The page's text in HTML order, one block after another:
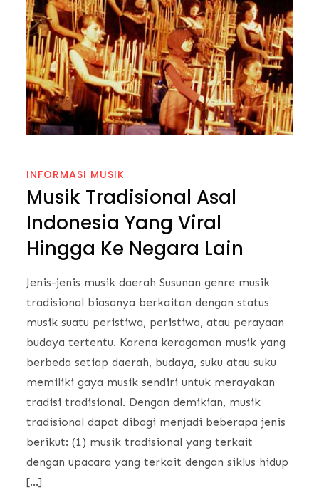
INFORMASI MUSIK
Musik Tradisional Asal
Indonesia Yang Viral
Hingga Ke Negara Lain
Jenis-jenis musik daerah Susunan genre musik
tradisional biasanya berkaitan dengan status
musik suatu peristiwa, peristiwa, atau perayaan
budaya tertentu. Karena keragaman musik yang
berbeda setiap daerah, budaya, suku atau suku
memiliki gaya musik sendiri untuk merayakan
tradisi tradisional. Dengan demikian, musik
tradisional dapat dibagi menjadi beberapa jenis
berikut: (1) musik tradisional yang terkait
dengan upacara yang terkait dengan siklus hidup
[…]